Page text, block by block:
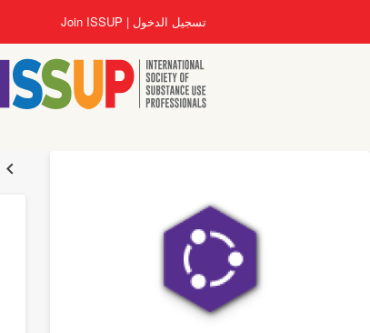
المحتوى
تسجيل الدخول Join ISSUP